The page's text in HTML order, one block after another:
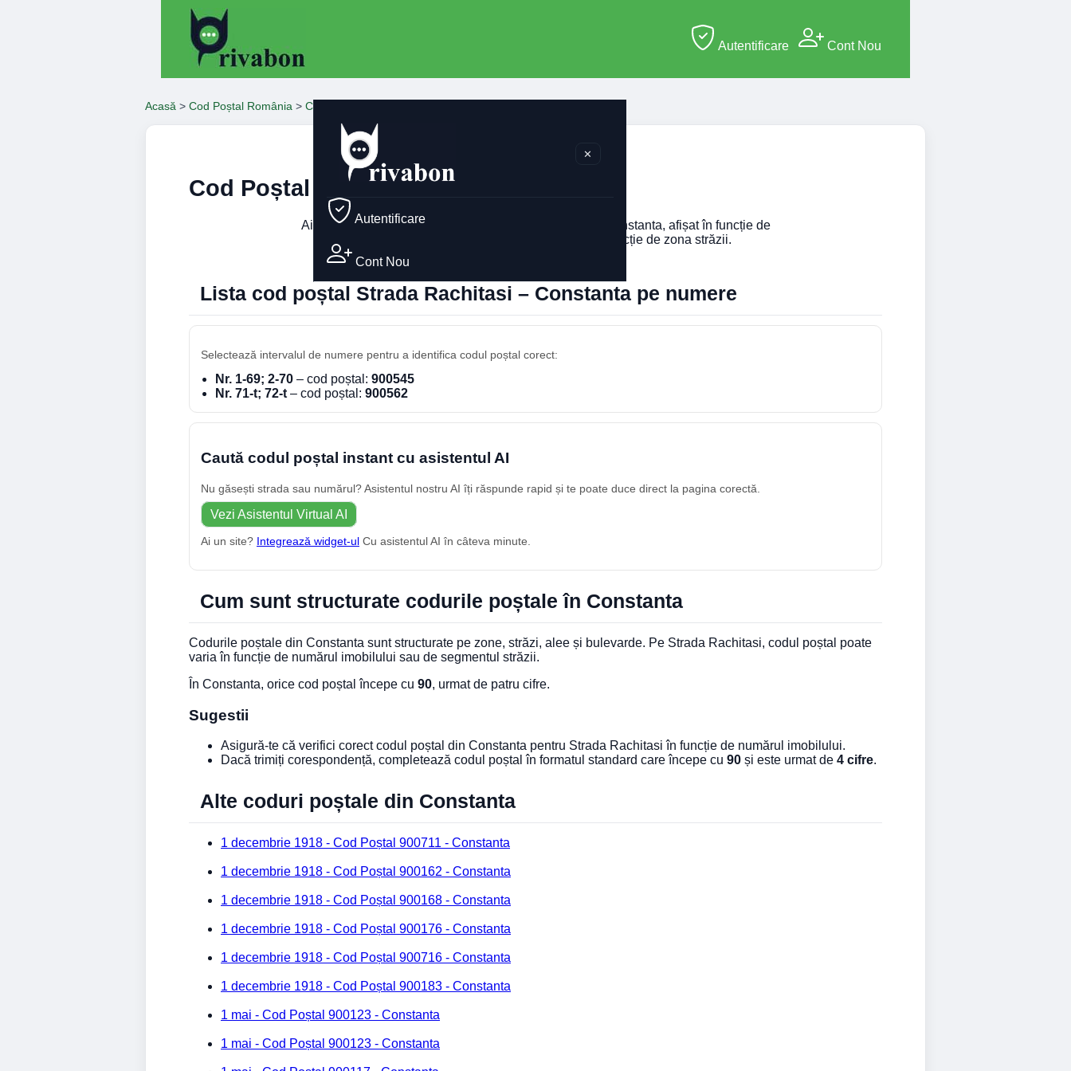
Autentificare Cont Nou
✕
Autentificare
Cont Nou
Acasă > Cod Poștal România > Constanta
Cod Poștal Strada Rachitasi Constanta
Aici găsești codul poștal pentru
din Constanta, afișat în funcție de
numărul imobilului. Codul poștal poate diferi în funcție de zona străzii.
Lista cod poștal Strada Rachitasi – Constanta pe numere
Selectează intervalul de numere pentru a identifica codul poștal corect:
Nr. 1-69; 2-70 – cod poștal: 900545
Nr. 71-t; 72-t – cod poștal: 900562
Caută codul poștal instant cu asistentul AI
Nu găsești strada sau numărul? Asistentul nostru AI îți răspunde rapid și te poate duce direct la pagina corectă.
Vezi Asistentul Virtual AI
Ai un site? Integrează widget-ul Cu asistentul AI în câteva minute.
Cum sunt structurate codurile poștale în Constanta
Codurile poștale din Constanta sunt structurate pe zone, străzi, alee și bulevarde. Pe Strada Rachitasi, codul poștal poate
varia în funcție de numărul imobilului sau de segmentul străzii.
În Constanta, orice cod poștal începe cu 90, urmat de patru cifre.
Sugestii
Asigură-te că verifici corect codul poștal din Constanta pentru Strada Rachitasi în funcție de numărul imobilului.
Dacă trimiți corespondență, completează codul poștal în formatul standard care începe cu 90 și este urmat de 4 cifre.
Alte coduri poștale din Constanta
1 decembrie 1918 - Cod Poștal 900711 - Constanta
1 decembrie 1918 - Cod Poștal 900162 - Constanta
1 decembrie 1918 - Cod Poștal 900168 - Constanta
1 decembrie 1918 - Cod Poștal 900176 - Constanta
1 decembrie 1918 - Cod Poștal 900716 - Constanta
1 decembrie 1918 - Cod Poștal 900183 - Constanta
1 mai - Cod Poștal 900123 - Constanta
1 mai - Cod Poștal 900123 - Constanta